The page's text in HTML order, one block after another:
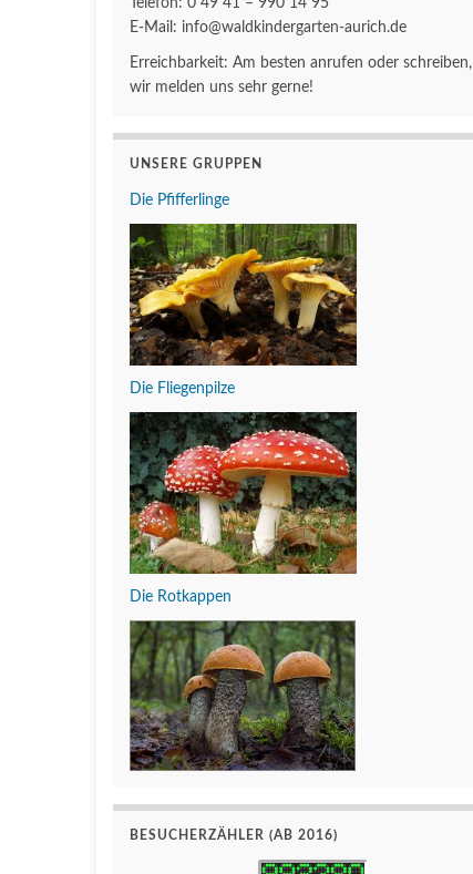
Telefon: 0 49 41 – 990 14 95
E-Mail: info@waldkindergarten-aurich.de
Erreichbarkeit: Am besten anrufen oder schreiben,
wir melden uns sehr gerne!
UNSERE GRUPPEN
Die Pfifferlinge
Die Fliegenpilze
Die Rotkappen
BESUCHERZÄHLER (AB 2016)